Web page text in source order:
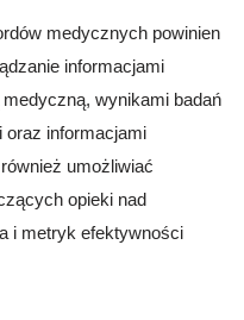
medycznych powinien
informacjami
wynikami badań
oraz informacjami
umożliwiać
opieki nad
i metryk efektywności